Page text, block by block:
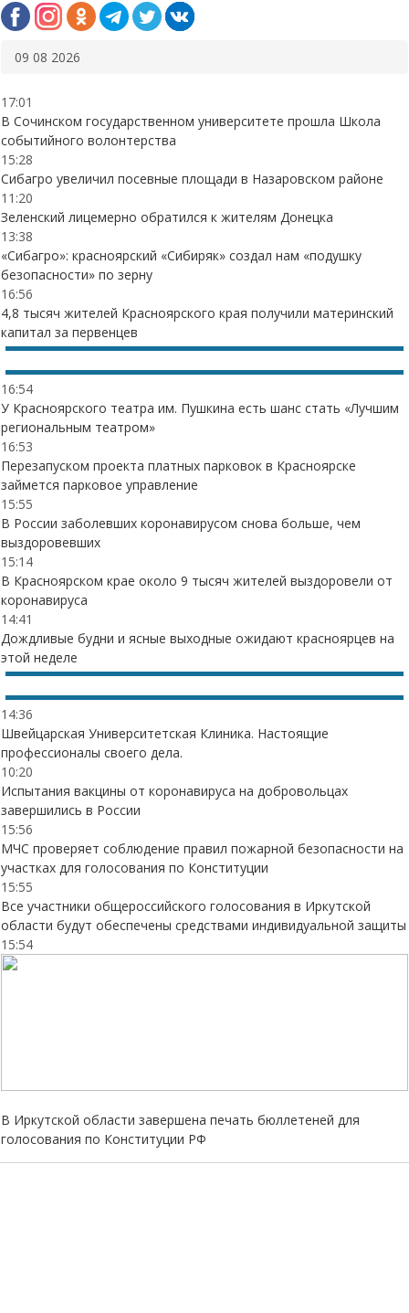
09 08 2026
17:01
В Сочинском государственном университете прошла Школа
событийного волонтерства
15:28
Сибагро увеличил посевные площади в Назаровском районе
11:20
Зеленский лицемерно обратился к жителям Донецка
13:38
«Сибагро»: красноярский «Сибиряк» создал нам «подушку
безопасности» по зерну
16:56
4,8 тысяч жителей Красноярского края получили материнский
капитал за первенцев
16:54
У Красноярского театра им. Пушкина есть шанс стать «Лучшим
региональным театром»
16:53
Перезапуском проекта платных парковок в Красноярске
займется парковое управление
15:55
В России заболевших коронавирусом снова больше, чем
выздоровевших
15:14
В Красноярском крае около 9 тысяч жителей выздоровели от
коронавируса
14:41
Дождливые будни и ясные выходные ожидают красноярцев на
этой неделе
14:36
Швейцарская Университетская Клиника. Настоящие
профессионалы своего дела.
10:20
Испытания вакцины от коронавируса на добровольцах
завершились в России
15:56
МЧС проверяет соблюдение правил пожарной безопасности на
участках для голосования по Конституции
15:55
Все участники общероссийского голосования в Иркутской
области будут обеспечены средствами индивидуальной защиты
15:54
В Иркутской области завершена печать бюллетеней для
голосования по Конституции РФ